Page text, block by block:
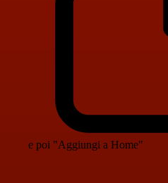
e poi "Aggiungi a Home"